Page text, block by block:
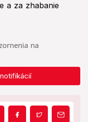
a za zhabanie
na